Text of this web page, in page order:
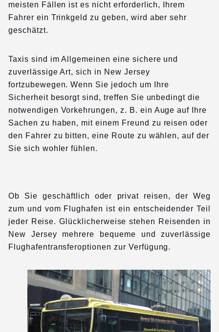
meisten Fällen ist es nicht erforderlich, Ihrem
Fahrer ein Trinkgeld zu geben, wird aber sehr
geschätzt.
Taxis sind im Allgemeinen eine sichere und
zuverlässige Art, sich in New Jersey
fortzubewegen. Wenn Sie jedoch um Ihre
Sicherheit besorgt sind, treffen Sie unbedingt die
notwendigen Vorkehrungen, z. B. ein Auge auf Ihre
Sachen zu haben, mit einem Freund zu reisen oder
den Fahrer zu bitten, eine Route zu wählen, auf der
Sie sich wohler fühlen.
Ob Sie geschäftlich oder privat reisen, der Weg
zum und vom Flughafen ist ein entscheidender Teil
jeder Reise. Glücklicherweise stehen Reisenden in
New Jersey mehrere bequeme und zuverlässige
Flughafentransferoptionen zur Verfügung.